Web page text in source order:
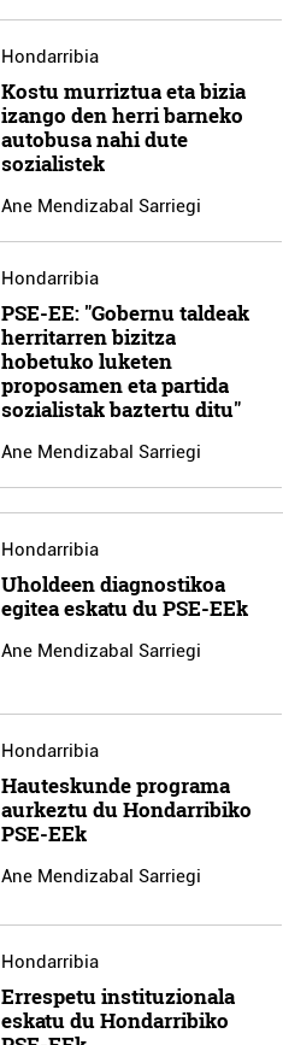
Hondarribia
Kostu murriztua eta bizia
izango den herri barneko
autobusa nahi dute
sozialistek
Ane Mendizabal Sarriegi
Hondarribia
PSE-EE: "Gobernu taldeak
herritarren bizitza
hobetuko luketen
proposamen eta partida
sozialistak baztertu ditu"
Ane Mendizabal Sarriegi
Hondarribia
Uholdeen diagnostikoa
egitea eskatu du PSE-EEk
Ane Mendizabal Sarriegi
Hondarribia
Hauteskunde programa
aurkeztu du Hondarribiko
PSE-EEk
Ane Mendizabal Sarriegi
Hondarribia
Errespetu instituzionala
eskatu du Hondarribiko